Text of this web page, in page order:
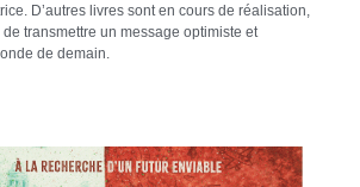
D’autres livres sont en cours de réalisation,
transmettre un message optimiste et
de demain.